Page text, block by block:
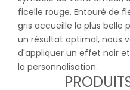
ficelle rouge. Entouré de
gris accueille la plus belle
un résultat optimal, nous
d'appliquer un effet noir
la personnalisation.